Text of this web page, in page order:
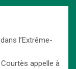
l’Extrême-
appelle à